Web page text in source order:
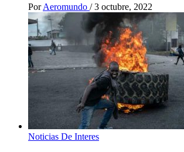
Por Aeromundo / 3 octubre, 2022
Noticias De Interes